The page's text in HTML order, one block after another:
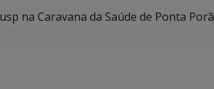
na Caravana da Saúde de Ponta Porã